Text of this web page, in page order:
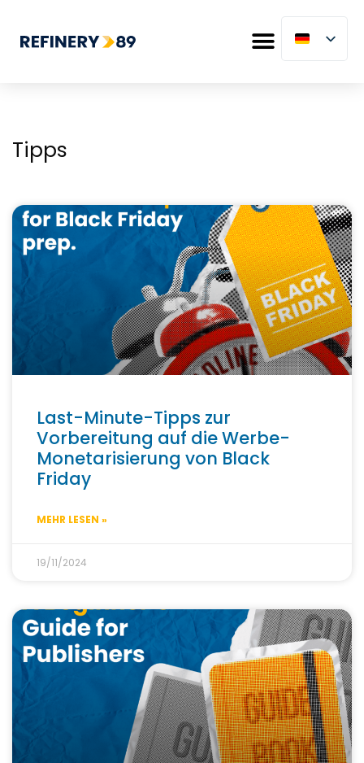
Tipps
Last-Minute-Tipps zur
Vorbereitung auf die Werbe-
Monetarisierung von Black
Friday
MEHR LESEN »
19/11/2024